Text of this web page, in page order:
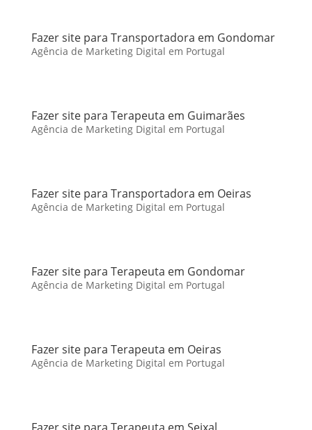
Fazer site para Transportadora em Gondomar
Agência de Marketing Digital em Portugal
Fazer site para Terapeuta em Guimarães
Agência de Marketing Digital em Portugal
Fazer site para Transportadora em Oeiras
Agência de Marketing Digital em Portugal
Fazer site para Terapeuta em Gondomar
Agência de Marketing Digital em Portugal
Fazer site para Terapeuta em Oeiras
Agência de Marketing Digital em Portugal